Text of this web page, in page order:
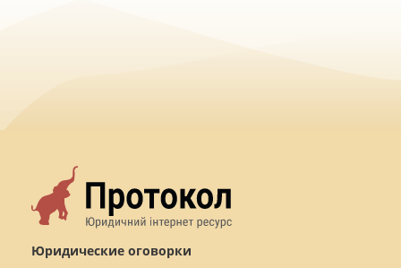
Юридические оговорки